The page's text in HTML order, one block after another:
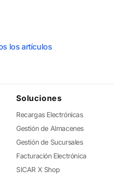
los artículos
Soluciones
Recargas Electrónicas
Gestión de Almacenes
Gestión de Sucursales
Facturación Electrónica
SICAR X Shop